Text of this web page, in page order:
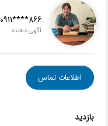
0911****866
آگهی دهنده
اطلاعات تماس
بازدید